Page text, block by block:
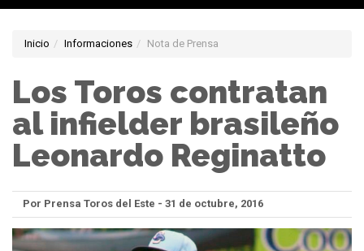
Inicio Informaciones Nota de Prensa
Los Toros contratan
al infielder brasileño
Leonardo Reginatto
Por Prensa Toros del Este - 31 de octubre, 2016